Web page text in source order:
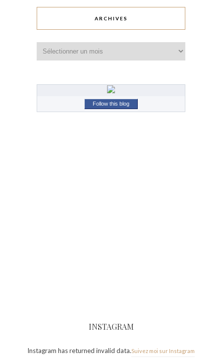
ARCHIVES
Follow this blog
INSTAGRAM
Instagram has returned invalid data.Suivez moi sur Instagram